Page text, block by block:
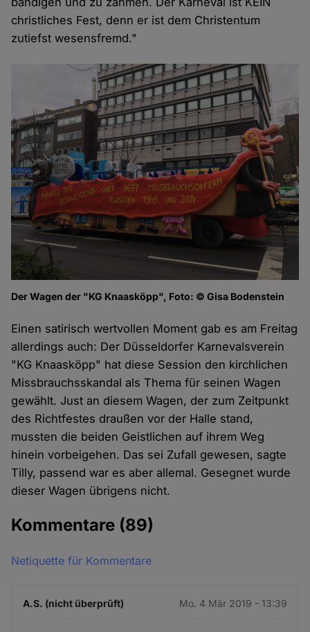
christliches Fest, denn er ist dem Christentum
zutiefst wesensfremd."
Der Wagen der "KG Knaasköpp", Foto: © Gisa Bodenstein
Einen satirisch wertvollen Moment gab es am Freitag
allerdings auch: Der Düsseldorfer Karnevalsverein
"KG Knaasköpp" hat diese Session den kirchlichen
Missbrauchsskandal als Thema für seinen Wagen
gewählt. Just an diesem Wagen, der zum Zeitpunkt
des Richtfestes draußen vor der Halle stand,
mussten die beiden Geistlichen auf ihrem Weg
hinein vorbeigehen. Das sei Zufall gewesen, sagte
Tilly, passend war es aber allemal. Gesegnet wurde
dieser Wagen übrigens nicht.
Kommentare (89)
Netiquette für Kommentare
A.S. (nicht überprüft) Mo. 4 Mär 2019 - 13:39